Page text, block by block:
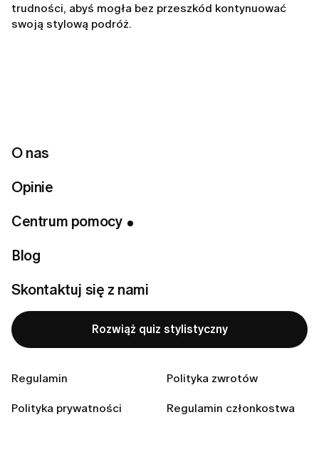
O nas
Opinie
Centrum pomocy
Blog
Skontaktuj się z nami
Rozwiąż quiz stylistyczny
Regulamin Polityka zwrotów
Polityka prywatności Regulamin członkostwa
trudności, abyś mogła bez przeszkód kontynuować
swoją stylową podróż.
Jak zalogować się do aplikacji LUMI
Jak mogę skontaktować się z obsługą klienta LUMI?
Mój adres e-mail jest już zarejestrowany. Co to
Jak zmienić adres e-mail?
Jak zrezygnować z otrzymywania wiadomości e-mail?
Jak usunąć konto?
Czy mogę używać LUMI, jeśli nie mam urządzenia z
Jak anulować subskrypcję i zasady zwrotów LUMI